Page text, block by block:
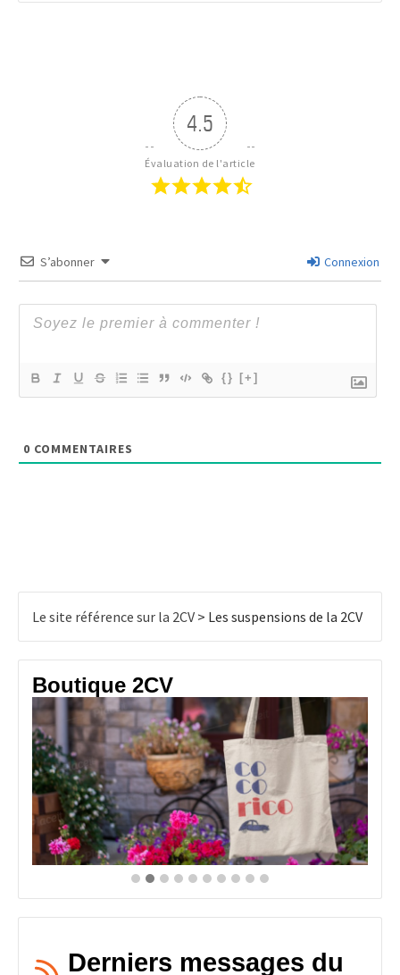
4.5
Évaluation de l'article
S’abonner Connexion
{} [+]
0 COMMENTAIRES
Le site référence sur la 2CV > Les suspensions de la 2CV
Boutique 2CV
Derniers messages du